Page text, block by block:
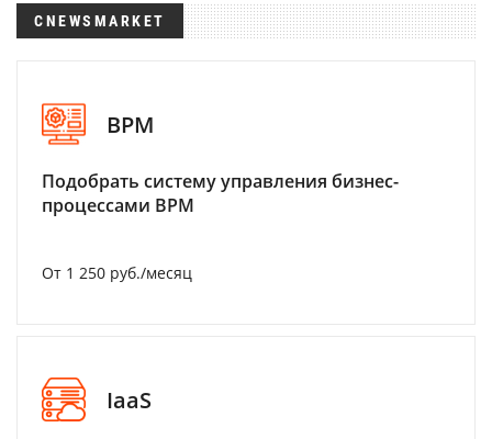
CNEWSMARKET
BPM
Подобрать систему управления бизнес-
процессами BPM
От 1 250 руб./месяц
IaaS